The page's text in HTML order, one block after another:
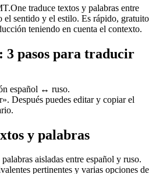
traduce textos y palabras entre
el sentido y el estilo. Es rápido, gratuito
teniendo en cuenta el contexto.
3 pasos para traducir
español ↔ ruso.
Después puedes editar y copiar el
y palabras
aisladas entre español y ruso.
pertinentes y varias opciones de